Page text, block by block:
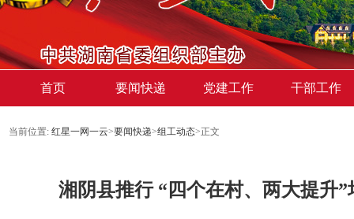
首页 要闻快递 党建工作 干部工作
当前位置: 红星一网一云>要闻快递>组工动态>正文
湘阴县推行 “四个在村、两大提升